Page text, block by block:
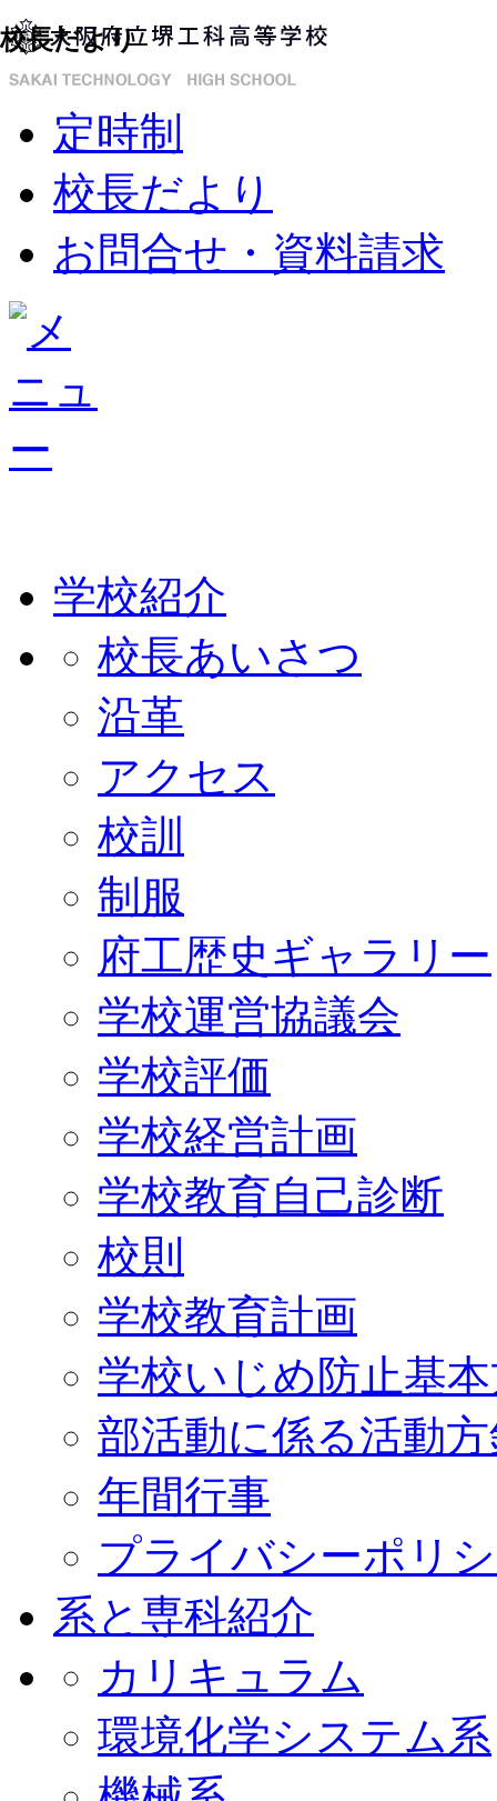
定時制
校長だより
お問合せ・資料請求
学校紹介
校長あいさつ
沿革
アクセス
校訓
制服
府工歴史ギャラリー
学校運営協議会
学校評価
学校経営計画
学校教育自己診断
校則
学校教育計画
学校いじめ防止基
部活動に係る活動
年間行事
プライバシーポリ
系と専科紹介
カリキュラム
環境化学システム系
校長だより